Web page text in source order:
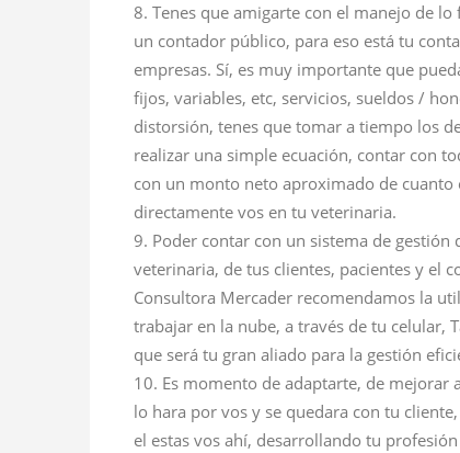
Tenes que amigarte con el manejo de
un contador público, para eso está tu
empresas. Sí, es muy importante que
fijos, variables, etc, servicios, sueldos /
distorsión, tenes que tomar a tiempo los
realizar una simple ecuación, contar con
con un monto neto aproximado de
directamente vos en tu veterinaria.
Poder contar con un sistema de
veterinaria, de tus clientes, pacientes y el
Consultora Mercader recomendamos la
trabajar en la nube, a través de tu
que será tu gran aliado para la gestión
Es momento de adaptarte, de
lo hara por vos y se quedara con tu
el estas vos ahí, desarrollando tu